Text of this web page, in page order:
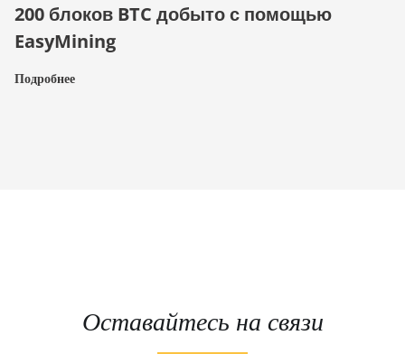
200 блоков BTC добыто с помощью
EasyMining
Подробнее
Оставайтесь на связи